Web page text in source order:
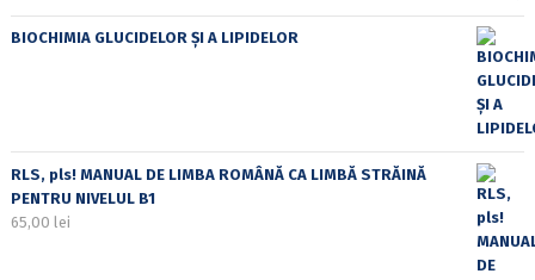
BIOCHIMIA GLUCIDELOR ȘI A LIPIDELOR
RLS, pls! MANUAL DE LIMBA ROMÂNĂ CA LIMBĂ STRĂINĂ
PENTRU NIVELUL B1
65,00 lei